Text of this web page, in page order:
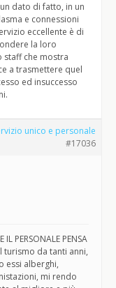
dato di fatto, in un
e connessioni
eccellente è di
la loro
staff che mostra
a trasmettere quel
ed insuccesso
unico e personale
#17036
IL PERSONALE PENSA
turismo da tanti anni,
essi alberghi,
mi rendo